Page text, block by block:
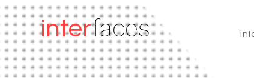
interfaces